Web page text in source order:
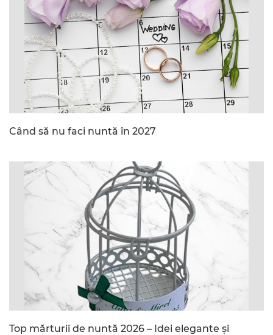
Când să nu faci nuntă în 2027
Top mărturii de nuntă 2026 – Idei elegante și